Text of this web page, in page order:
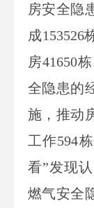
房安全隐
成153526
房41650
全隐患的
施，推动
工作594
看”发现
燃气安全